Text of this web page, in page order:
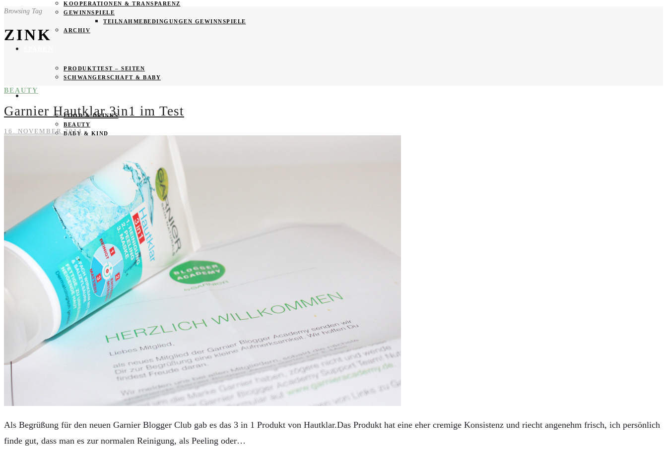
KOOPERATIONEN & TRANSPARENZ
GEWINNSPIELE
TEILNAHMEBEDINGUNGEN GEWINNSPIELE
ARCHIV
PRODUKTTEST – SEITEN
SCHWANGERSCHAFT & BABY
PRODUKTTESTER GESUCHT
FOOD & DRINKS
BEAUTY
BABY & KIND
GESUNDHEIT & SPORT
HOME & LIFESTYLE
KAUTION
REISE
TIERE
TECHNIK
KATEGORIEN
FOOD & DRINKS
KIND & BABY
BEAUTY
REZEPTE
LIFESTYLE
TIERE
SPORT & FITNESS
TECHNIK
GEWINNSPIELE
HAUSHALTSGERÄTE
KAFFEEMASCHINEN & CO
FOTOS UND FOTOBÜCHER
Browsing Tag
ZINK
BEAUTY
Garnier Hautklar 3in1 im Test
16. NOVEMBER 2014
Als Begrüßung für den neuen Garnier Blogger Club gab es das 3 in 1 Produkt von Hautklar.Das Produkt hat eine eher cremige Konsistenz und riecht angenehm frisch, ich persönlich
finde gut, dass man es zur normalen Reinigung, als Peeling oder…